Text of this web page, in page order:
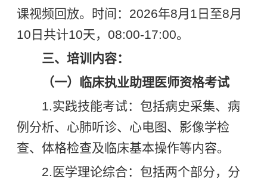
课视频回放。时间：2026年8月1日至8月
10日共计10天，08:00-17:00。
三、培训内容：
（一）临床执业助理医师资格考试
1.实践技能考试：包括病史采集、病
例分析、心肺听诊、心电图、影像学检
查、体格检查及临床基本操作等内容。
2.医学理论综合：包括两个部分，分